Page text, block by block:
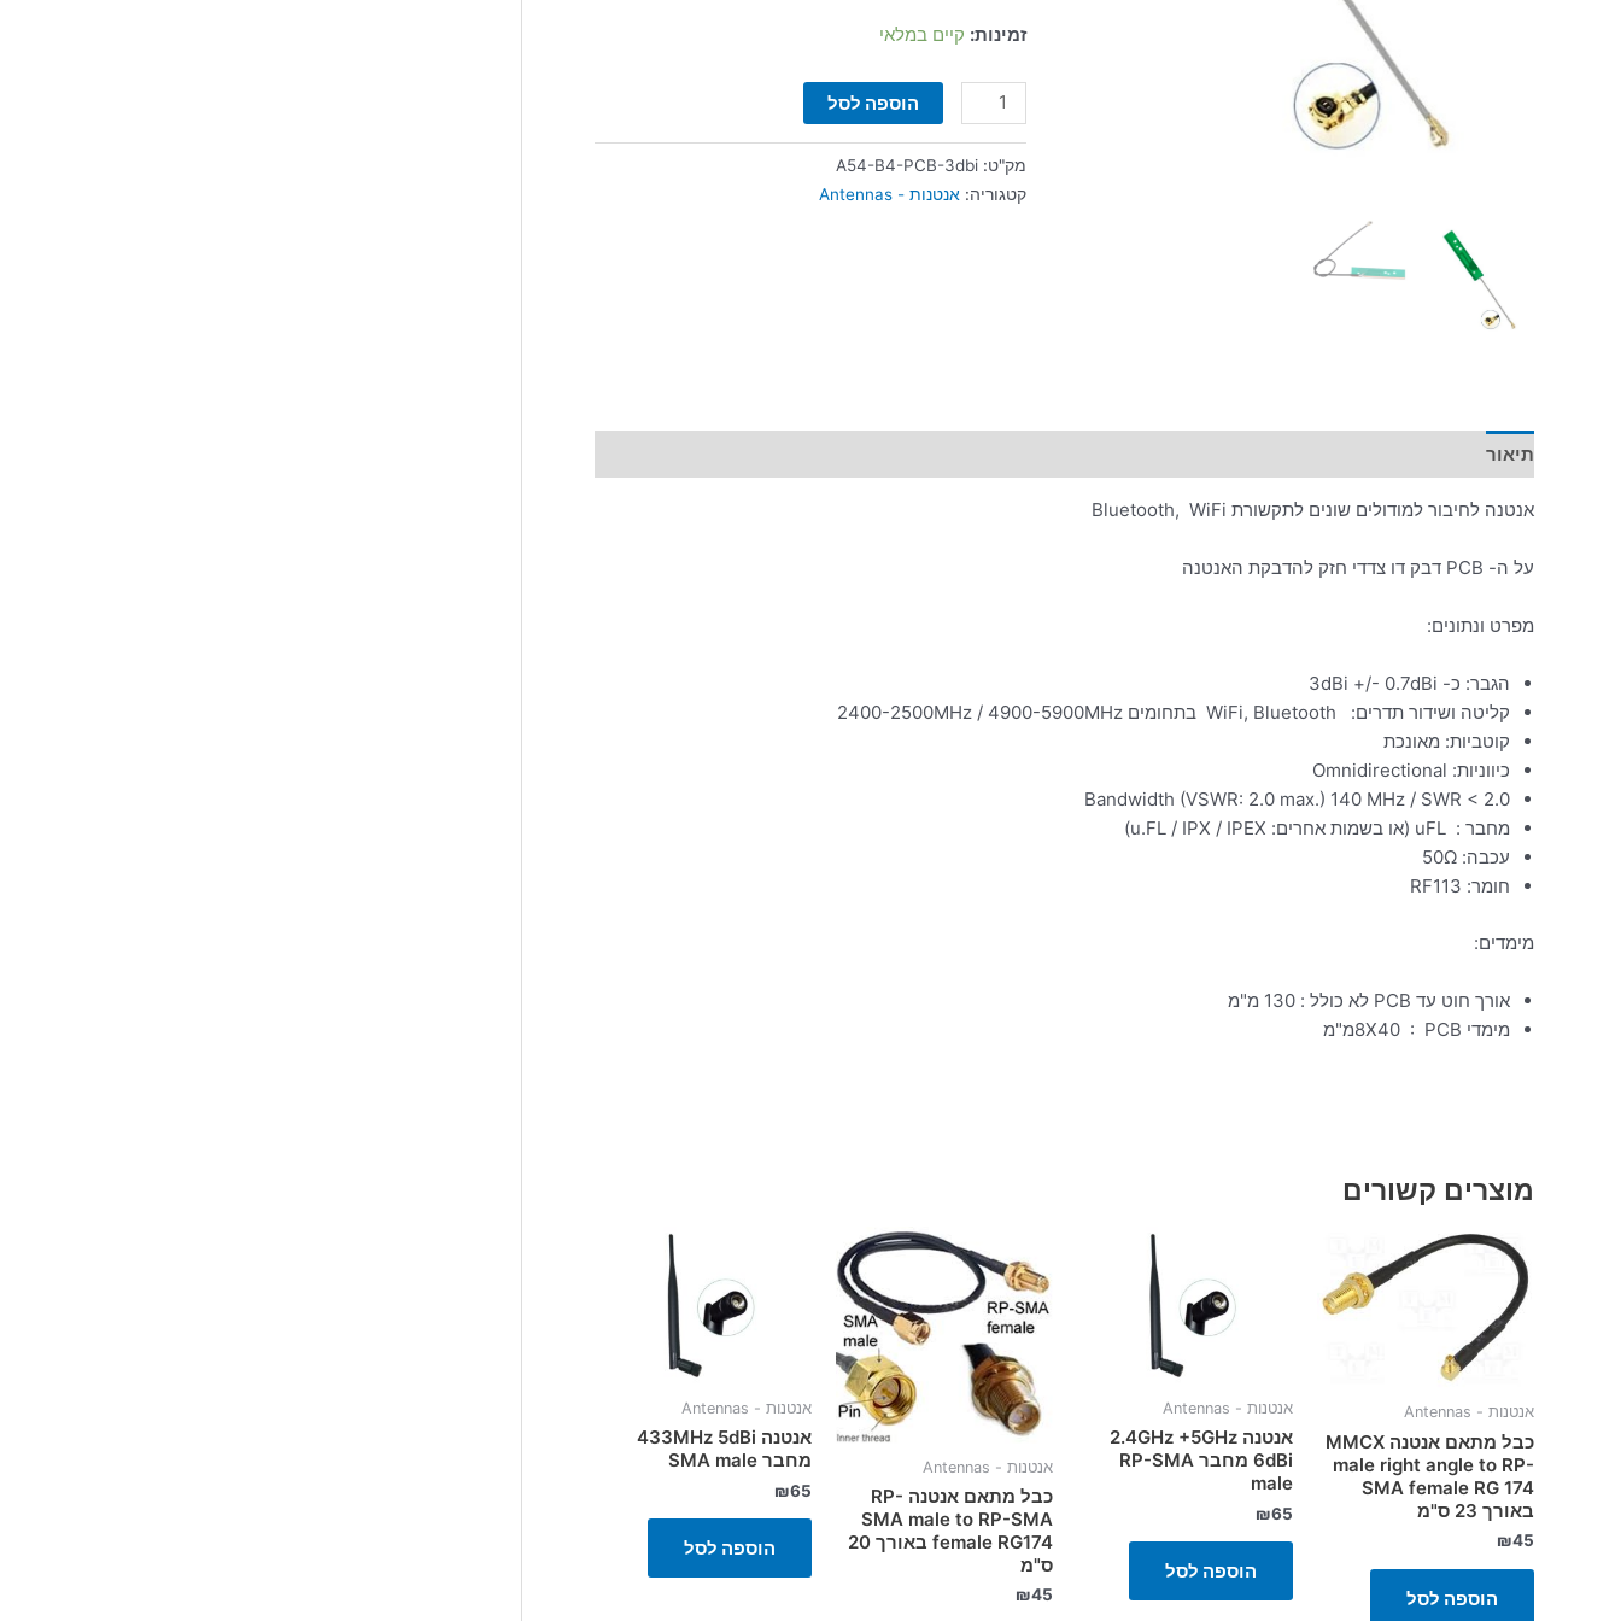
זמינות: קיים במלאי
הוספה לסל
מק"ט: A54-B4-PCB-3dbi
קטגוריה: אנטנות - Antennas
תיאור
אנטנה לחיבור למודולים שונים לתקשורת Bluetooth, WiFi
על ה- PCB דבק דו צדדי חזק להדבקת האנטנה
מפרט ונתונים:
הגבר: כ- 3dBi +/- 0.7dBi
קליטה ושידור תדרים: WiFi, Bluetooth בתחומים 2400-2500MHz / 4900-5900MHz
קוטביות: מאונכת
כיווניות: Omnidirectional
Bandwidth (VSWR: 2.0 max.) 140 MHz / SWR < 2.0
מחבר : uFL (או בשמות אחרים: u.FL / IPX / IPEX)
עכבה: 50Ω
חומר: RF113
מימדים:
אורך חוט עד PCB לא כולל : 130 מ"מ
מימדי 8X40 : PCBמ"מ
מוצרים קשורים
אנטנות - Antennas
כבל מתאם אנטנה MMCX
male right angle to RP-
SMA female RG 174
באורך 23 ס"מ
₪45
הוספה לסל
אנטנות - Antennas
אנטנה 2.4GHz +5GHz
6dBi מחבר RP-SMA
male
₪65
הוספה לסל
אנטנות - Antennas
כבל מתאם אנטנה RP-
SMA male to RP-SMA
female RG174 באורך 20
ס"מ
₪45
אנטנות - Antennas
אנטנה 433MHz 5dBi
מחבר SMA male
₪65
הוספה לסל